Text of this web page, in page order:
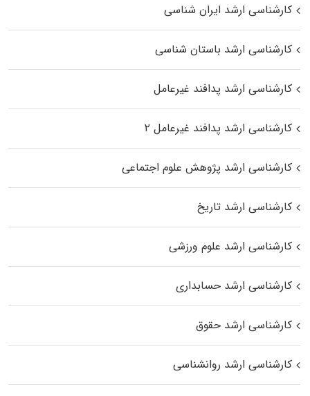
کارشناسی ارشد ایران شناسی
کارشناسی ارشد باستان شناسی
کارشناسی ارشد پدافند غیرعامل
کارشناسی ارشد پدافند غیرعامل ۲
کارشناسی ارشد پژوهش علوم اجتماعی
کارشناسی ارشد تاریخ
کارشناسی ارشد علوم ورزشی
کارشناسی ارشد حسابداری
کارشناسی ارشد حقوق
کارشناسی ارشد روانشناسی